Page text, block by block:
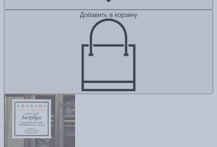
Добавить в корзину